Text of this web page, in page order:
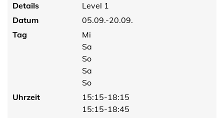
Details
Level 1
Datum
05.09.-20.09.
Tag
Mi
Sa
So
Sa
So
Uhrzeit
15:15-18:15
15:15-18:45